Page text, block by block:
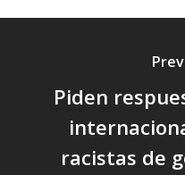
Piden
racistas de